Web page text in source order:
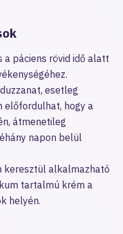
a páciens rövid idő alatt
esetleg
előfordulhat, hogy a
átmenetileg
napon belül
keresztül alkalmazható
tartalmú krém a
helyén.